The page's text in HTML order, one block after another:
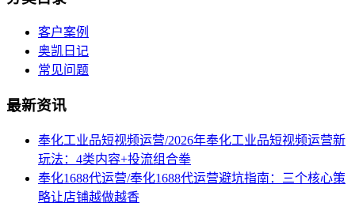
客户案例
奥凯日记
常见问题
最新资讯
奉化工业品短视频运营/2026年奉化工业品短视频运营新
玩法：4类内容+投流组合拳
奉化1688代运营/奉化1688代运营避坑指南：三个核心策
略让店铺越做越香